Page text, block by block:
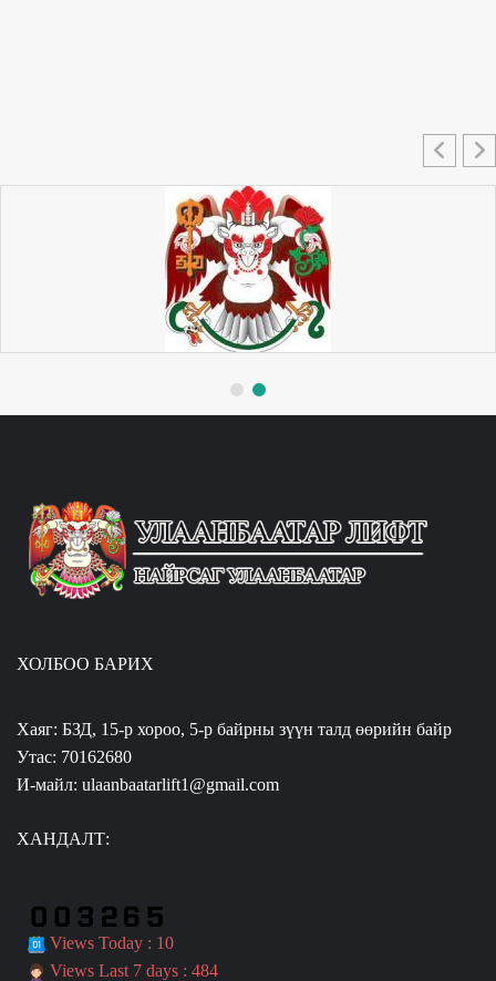
ХОЛБОО БАРИХ
Хаяг: БЗД, 15-р хороо, 5-р байрны зүүн талд өөрийн байр
Утас: 70162680
И-майл: ulaanbaatarlift1@gmail.com
ХАНДАЛТ:
Views Today : 10
Views Last 7 days : 484